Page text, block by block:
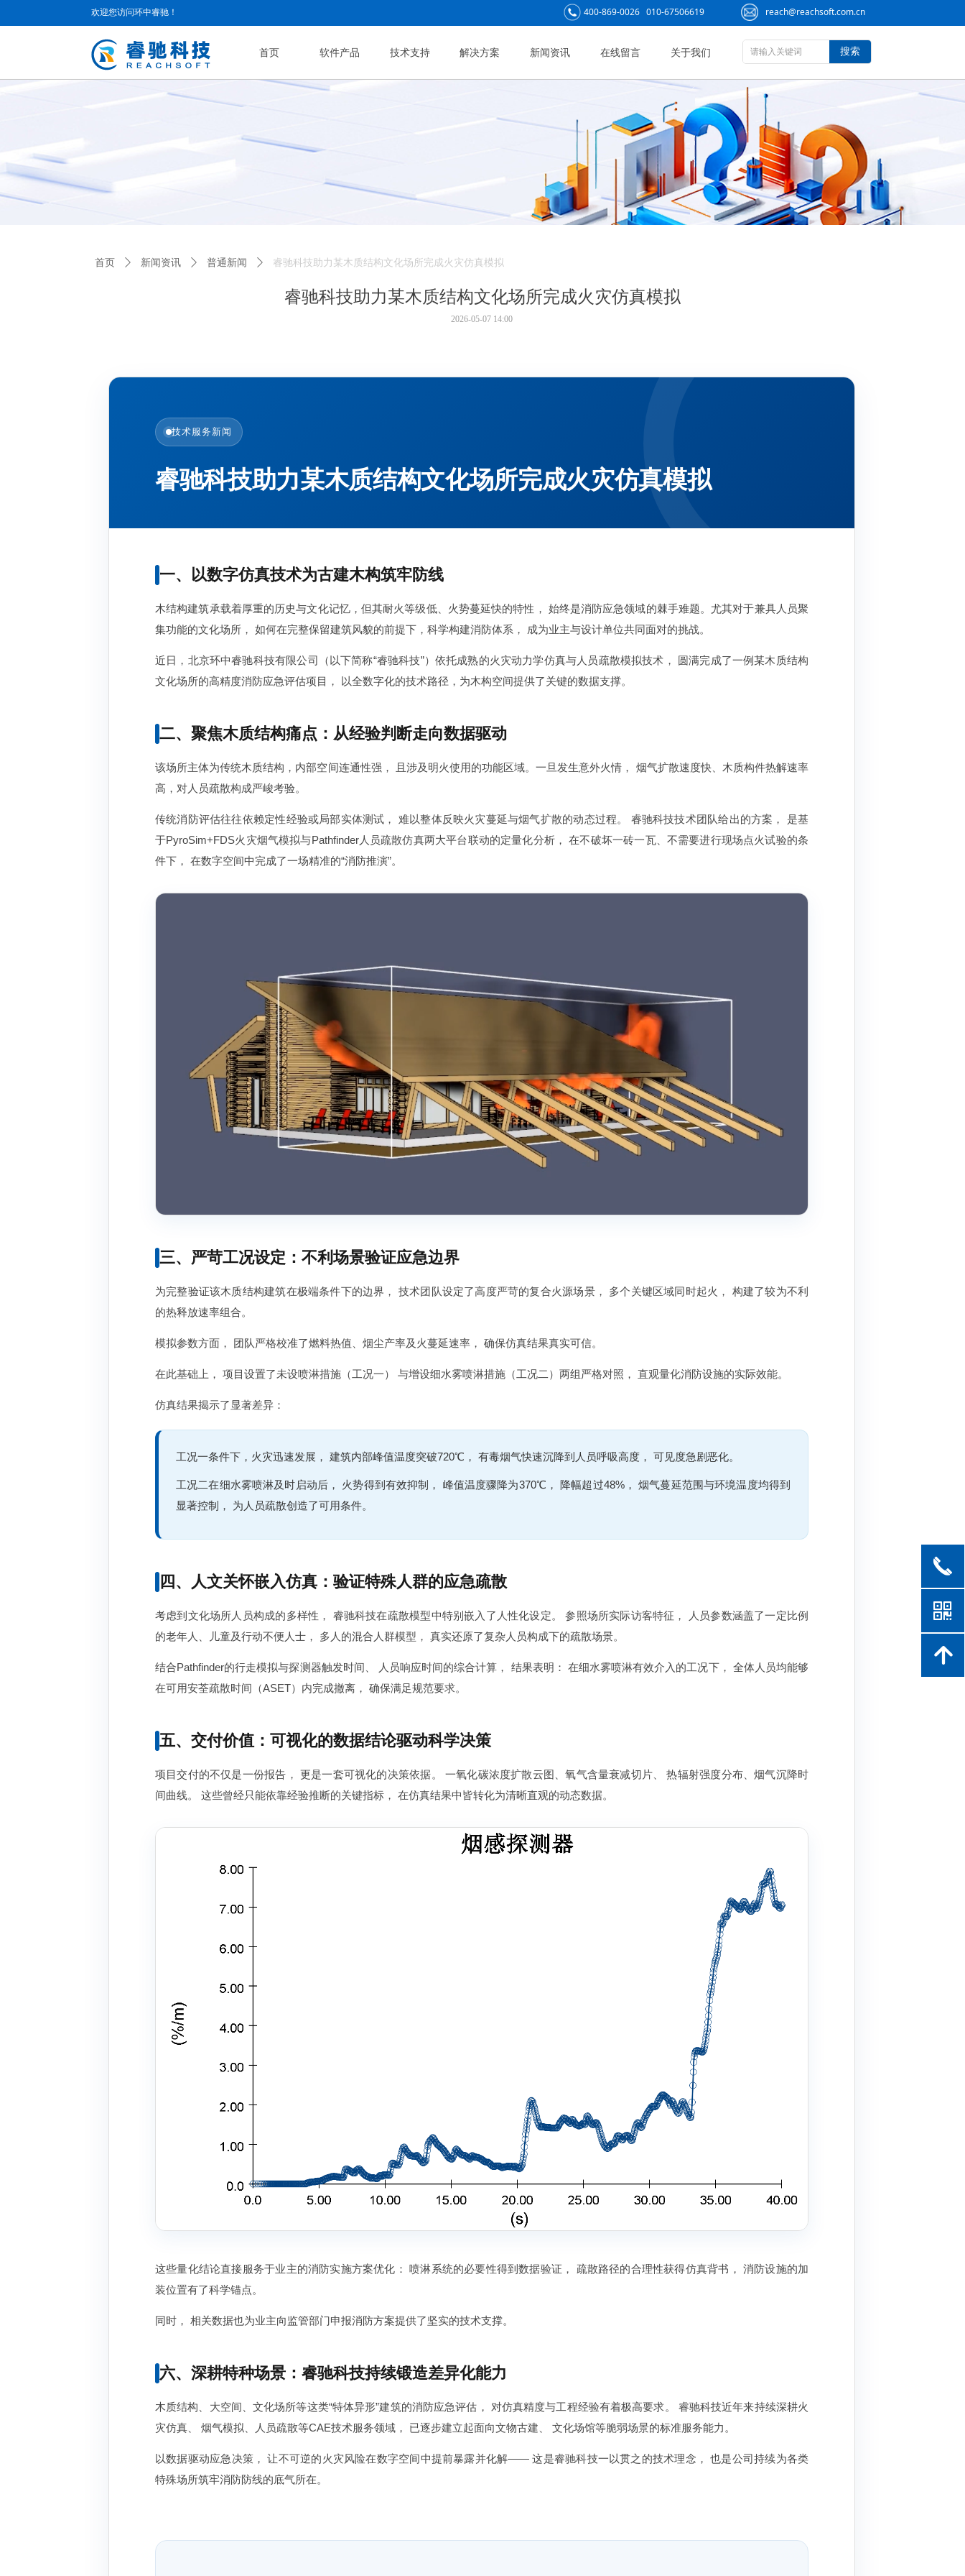
首页 软件产品 技术支持 解决方案 新闻资讯 在线留言 关于我们 搜索
欢迎您访问环中睿驰！ 400-869-0026 010-67506619 reach@reachsoft.com.cn
睿驰科技助力某木质结构文化场所完成火灾仿真模拟
技术服务新闻
睿驰科技助力某木质结构文化场所完成火灾仿真模拟
一、以数字仿真技术为古建木构筑牢防线
木结构建筑承载着厚重的历史与文化记忆，但其耐火等级低、火势蔓延快的特性， 始终是消防应急领域的棘手难题。尤其对于兼具人员聚
集功能的文化场所， 如何在完整保留建筑风貌的前提下，科学构建消防体系， 成为业主与设计单位共同面对的挑战。
近日，北京环中睿驰科技有限公司（以下简称“睿驰科技”）依托成熟的火灾动力学仿真与人员疏散模拟技术， 圆满完成了一例某木质结构
文化场所的高精度消防应急评估项目， 以全数字化的技术路径，为木构空间提供了关键的数据支撑。
二、聚焦木质结构痛点：从经验判断走向数据驱动
该场所主体为传统木质结构，内部空间连通性强， 且涉及明火使用的功能区域。一旦发生意外火情， 烟气扩散速度快、木质构件热解速率
高，对人员疏散构成严峻考验。
传统消防评估往往依赖定性经验或局部实体测试， 难以整体反映火灾蔓延与烟气扩散的动态过程。 睿驰科技技术团队给出的方案， 是基
于PyroSim+FDS火灾烟气模拟与Pathfinder人员疏散仿真两大平台联动的定量化分析， 在不破坏一砖一瓦、不需要进行现场点火试验的条
件下， 在数字空间中完成了一场精准的“消防推演”。
三、严苛工况设定：不利场景验证应急边界
为完整验证该木质结构建筑在极端条件下的边界， 技术团队设定了高度严苛的复合火源场景， 多个关键区域同时起火， 构建了较为不利
的热释放速率组合。
模拟参数方面， 团队严格校准了燃料热值、烟尘产率及火蔓延速率， 确保仿真结果真实可信。
在此基础上， 项目设置了未设喷淋措施（工况一） 与增设细水雾喷淋措施（工况二）两组严格对照， 直观量化消防设施的实际效能。
仿真结果揭示了显著差异：
工况一条件下，火灾迅速发展， 建筑内部峰值温度突破720℃， 有毒烟气快速沉降到人员呼吸高度， 可见度急剧恶化。
工况二在细水雾喷淋及时启动后， 火势得到有效抑制， 峰值温度骤降为370℃， 降幅超过48%， 烟气蔓延范围与环境温度均得到
显著控制， 为人员疏散创造了可用条件。
四、人文关怀嵌入仿真：验证特殊人群的应急疏散
考虑到文化场所人员构成的多样性， 睿驰科技在疏散模型中特别嵌入了人性化设定。 参照场所实际访客特征， 人员参数涵盖了一定比例
的老年人、儿童及行动不便人士， 多人的混合人群模型， 真实还原了复杂人员构成下的疏散场景。
结合Pathfinder的行走模拟与探测器触发时间、 人员响应时间的综合计算， 结果表明： 在细水雾喷淋有效介入的工况下， 全体人员均能够
在可用安荃疏散时间（ASET）内完成撤离， 确保满足规范要求。
五、交付价值：可视化的数据结论驱动科学决策
项目交付的不仅是一份报告， 更是一套可视化的决策依据。 一氧化碳浓度扩散云图、氧气含量衰减切片、 热辐射强度分布、烟气沉降时
间曲线。 这些曾经只能依靠经验推断的关键指标， 在仿真结果中皆转化为清晰直观的动态数据。
这些量化结论直接服务于业主的消防实施方案优化： 喷淋系统的必要性得到数据验证， 疏散路径的合理性获得仿真背书， 消防设施的加
装位置有了科学锚点。
同时， 相关数据也为业主向监管部门申报消防方案提供了坚实的技术支撑。
六、深耕特种场景：睿驰科技持续锻造差异化能力
木质结构、大空间、文化场所等这类“特体异形”建筑的消防应急评估， 对仿真精度与工程经验有着极高要求。 睿驰科技近年来持续深耕火
灾仿真、 烟气模拟、人员疏散等CAE技术服务领域， 已逐步建立起面向文物古建、 文化场馆等脆弱场景的标准服务能力。
以数据驱动应急决策， 让不可逆的火灾风险在数字空间中提前暴露并化解—— 这是睿驰科技一以贯之的技术理念， 也是公司持续为各类
特殊场所筑牢消防防线的底气所在。
2026-05-07 14:00
首页 ꄲ 新闻资讯 ꄲ 普通新闻 ꄲ 睿驰科技助力某木质结构文化场所完成火灾仿真模拟
끅
낃
녕